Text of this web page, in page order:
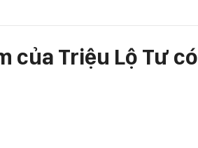
của Triệu Lộ Tư có